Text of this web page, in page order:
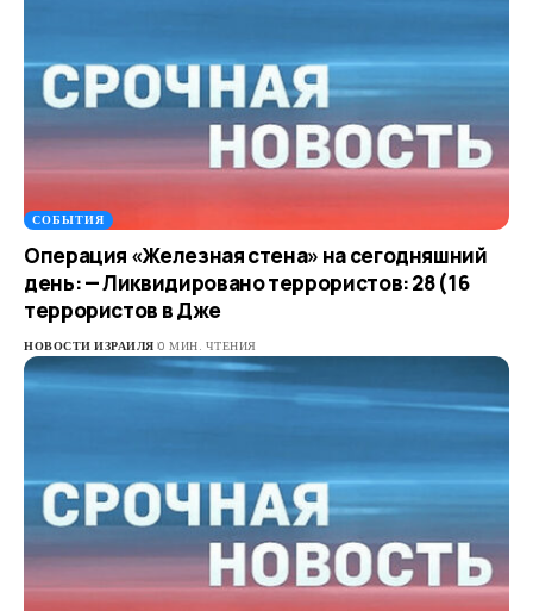
СОБЫТИЯ
Операция «Железная стена» на сегодняшний
день: — Ликвидировано террористов: 28 (16
террористов в Дже
НОВОСТИ ИЗРАИЛЯ 0 МИН. ЧТЕНИЯ